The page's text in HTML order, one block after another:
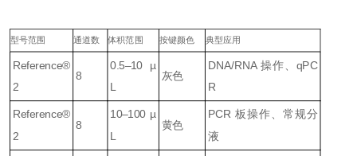
型号范围 通道数 体积范围 按键颜色 典型应用
Reference®
2
8
0.5–10 µ
L
灰色
DNA/RNA 操作、qPC
R
Reference®
2
8
10–100 µ
L
黄色
PCR 板操作、常规分
液